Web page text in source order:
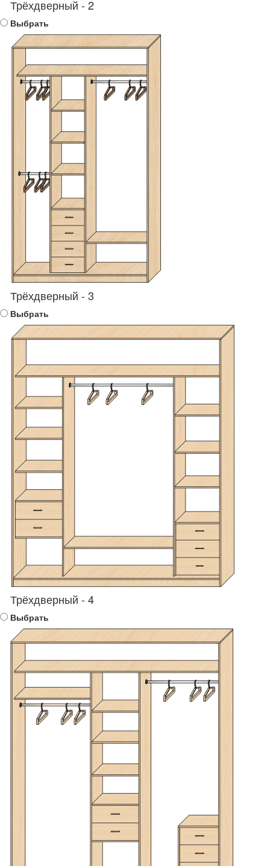
Трёхдверный - 2
Выбрать
Трёхдверный - 3
Выбрать
Трёхдверный - 4
Выбрать